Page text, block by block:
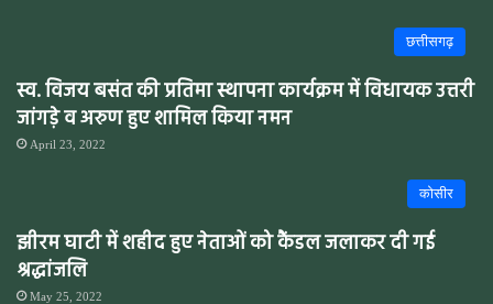
छत्तीसगढ़
स्व. विजय बसंत की प्रतिमा स्थापना कार्यक्रम में विधायक उत्तरी
जांगड़े व अरुण हुए शामिल किया नमन
April 23, 2022
कोसीर
झीरम घाटी में शहीद हुए नेताओं को कैंडल जलाकर दी गई
श्रद्धांजलि
May 25, 2022